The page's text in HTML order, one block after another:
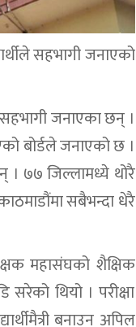
सहभागी जनाएको
जनाएका छन् ।
बोर्डले जनाएको छ ।
। ७७ जिल्लामध्ये थोरै
सबैभन्दा धेरै
महासंघको शैक्षिक
थियो । परीक्षा
बनाउन अपिल